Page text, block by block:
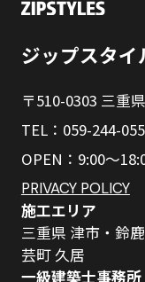
ジップスタイ
〒510-0303 三重
TEL：059-244-
OPEN：9:00～
PRIVACY POLICY
施工エリア
三重県 津市・鈴
芸町 久居
一級建築士事務所